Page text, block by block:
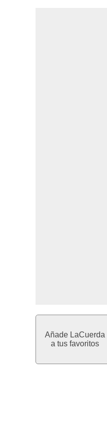
Añade LaCuerda
a tus favoritos